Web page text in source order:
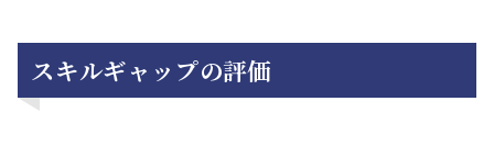
スキルギャップの評価